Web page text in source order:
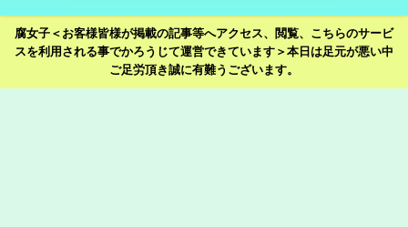
腐女子＜お客様皆様が掲載の記事等へアクセス、閲覧、こちらのサービ
スを利用される事でかろうじて運営できています＞本日は足元が悪い中
ご足労頂き誠に有難うございます。